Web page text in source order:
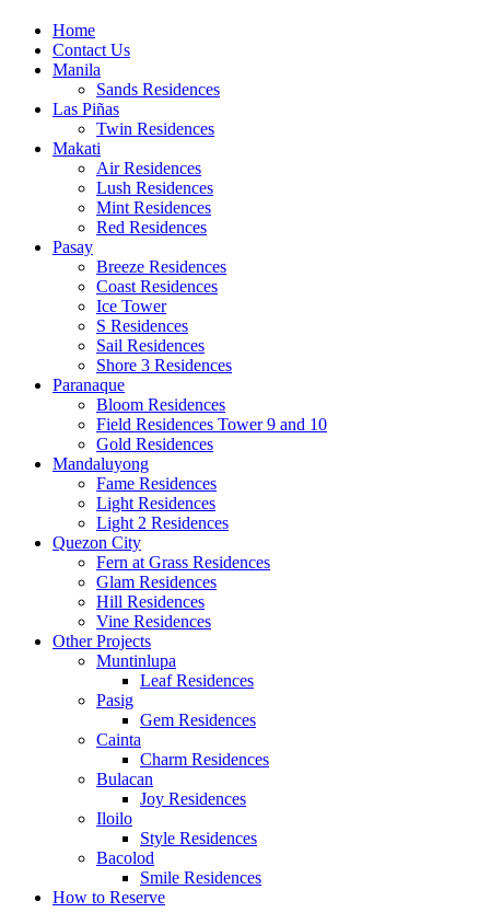
Home
Contact Us
Manila
Sands Residences
Las Piñas
Twin Residences
Makati
Air Residences
Lush Residences
Mint Residences
Red Residences
Pasay
Breeze Residences
Coast Residences
Ice Tower
S Residences
Sail Residences
Shore 3 Residences
Paranaque
Bloom Residences
Field Residences Tower 9 and 10
Gold Residences
Mandaluyong
Fame Residences
Light Residences
Light 2 Residences
Quezon City
Fern at Grass Residences
Glam Residences
Hill Residences
Vine Residences
Other Projects
Muntinlupa
Leaf Residences
Pasig
Gem Residences
Cainta
Charm Residences
Bulacan
Joy Residences
Iloilo
Style Residences
Bacolod
Smile Residences
How to Reserve